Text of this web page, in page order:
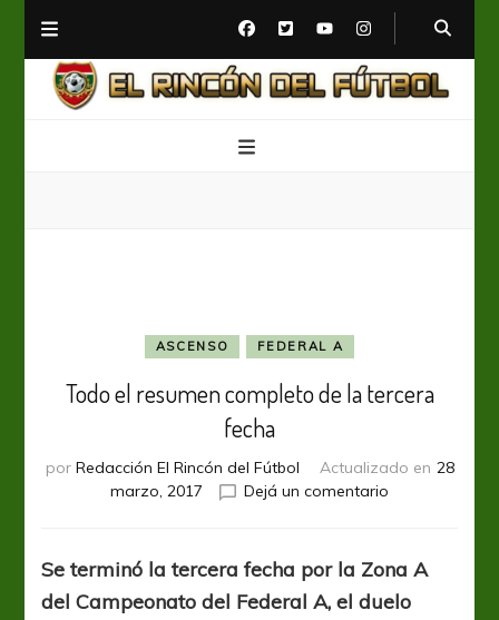
ASCENSO FEDERAL A
Todo el resumen completo de la tercera
fecha
por Redacción El Rincón del Fútbol Actualizado en 28
marzo, 2017
Dejá un comentario
resumen
completo
de
Se terminó la tercera fecha por la Zona A
del Campeonato del Federal A, el duelo